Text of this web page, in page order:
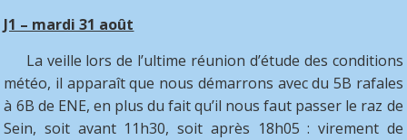
J1 – mardi 31 août
La veille lors de l’ultime réunion d’étude des conditions
météo, il apparaît que nous démarrons avec du 5B rafales
à 6B de ENE, en plus du fait qu’il nous faut passer le raz de
Sein, soit avant 11h30, soit après 18h05 : virement de